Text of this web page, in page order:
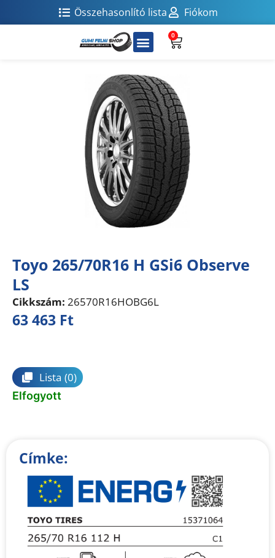
Összehasonlító lista Fiókom
0
Toyo 265/70R16 H GSi6 Observe
LS
Cikkszám: 26570R16HOBG6L
63 463 Ft
Lista (0)
Elfogyott
Címke: